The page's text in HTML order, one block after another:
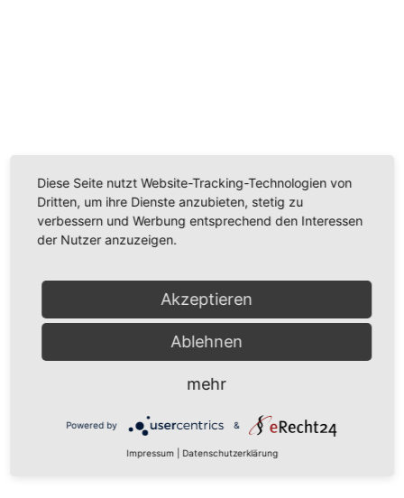
Videoinhalte einzubetten. Dieser Service kann Daten
zu Ihren Aktivitäten sammeln. Bitte lesen Sie die Details
durch und stimmen Sie der Nutzung des Service zu,
um dieses Video anzusehen.
Mehr Informationen
Akzeptieren
Usercentrics Consent Management
Platform
Diese Seite nutzt Website-Tracking-Technologien von
Dritten, um ihre Dienste anzubieten, stetig zu
verbessern und Werbung entsprechend den Interessen
der Nutzer anzuzeigen.
Akzeptieren
Ablehnen
mehr
Powered by &
Impressum Datenschutzerklärung